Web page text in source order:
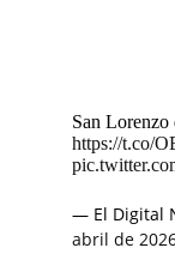
San Lorenzo
https://t.co/
— El Digital
abril de